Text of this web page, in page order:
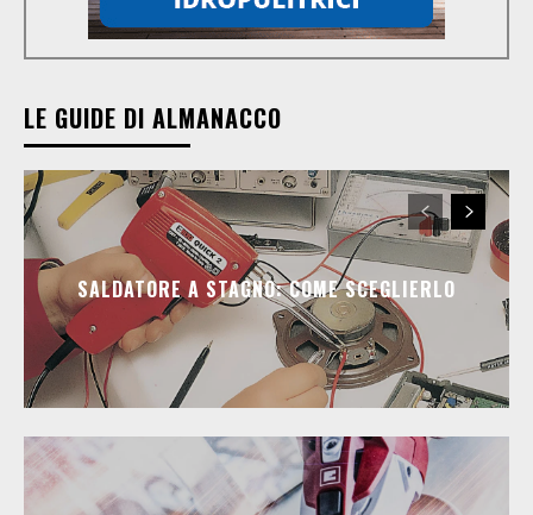
LE GUIDE DI ALMANACCO
SALDATORE A STAGNO: COME SCEGLIERLO